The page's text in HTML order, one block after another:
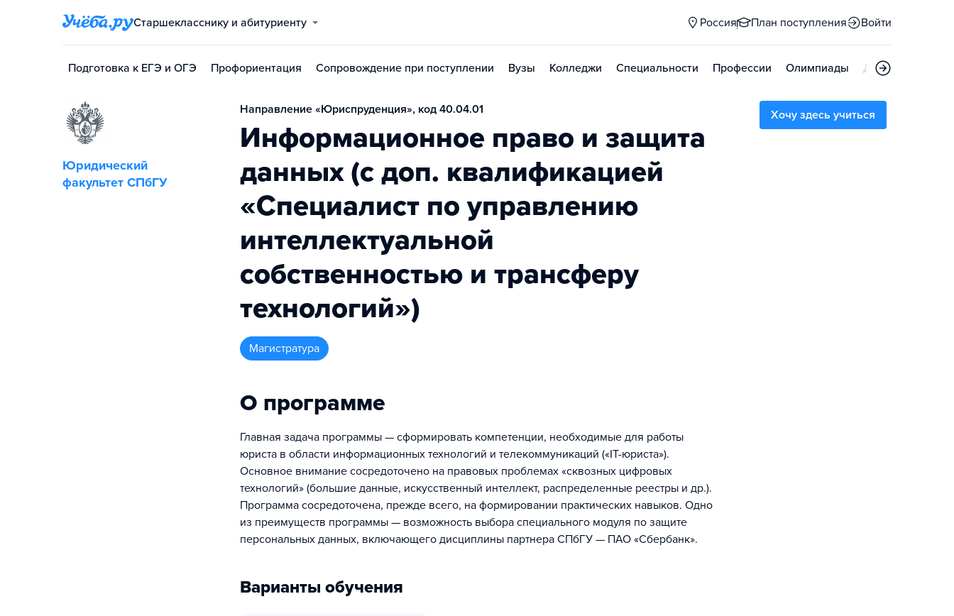
Старшекласснику и абитуриенту Россия План поступления Войти
Подготовка к ЕГЭ и ОГЭ Профориентация Сопровождение при поступлении Вузы Колледжи Специальности Профессии Олимпиады Дни открытых
Юридический
факультет СПбГУ
Направление «Юриспруденция», код 40.04.01
Информационное право и защита
данных (с доп. квалификацией
«Специалист по управлению
интеллектуальной
собственностью и трансферу
технологий»)
магистратура
О программе
Главная задача программы — сформировать компетенции, необходимые для работы
юриста в области информационных технологий и телекоммуникаций («IT-юриста»).
Основное внимание сосредоточено на правовых проблемах «сквозных цифровых
технологий» (большие данные, искусственный интеллект, распределенные реестры и др.).
Программа сосредоточена, прежде всего, на формировании практических навыков. Одно
из преимуществ программы — возможность выбора специального модуля по защите
персональных данных, включающего дисциплины партнера СПбГУ — ПАО «Сбербанк».
Варианты обучения
Хочу здесь учиться